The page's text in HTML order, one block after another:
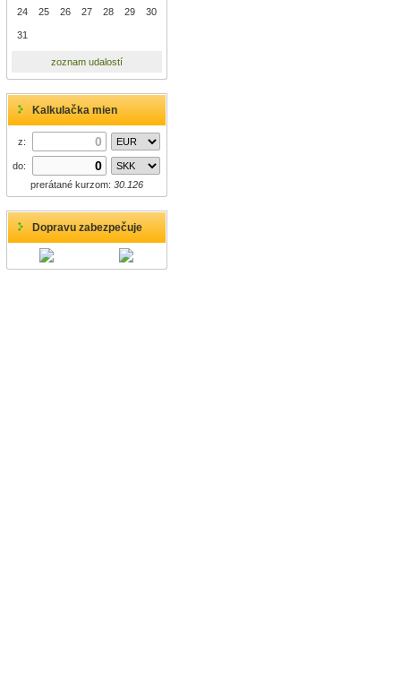
24 25 26 27 28 29 30
31
zoznam udalostí
Kalkulačka mien
z:
do:
prerátané kurzom: 30.126
Dopravu zabezpečuje